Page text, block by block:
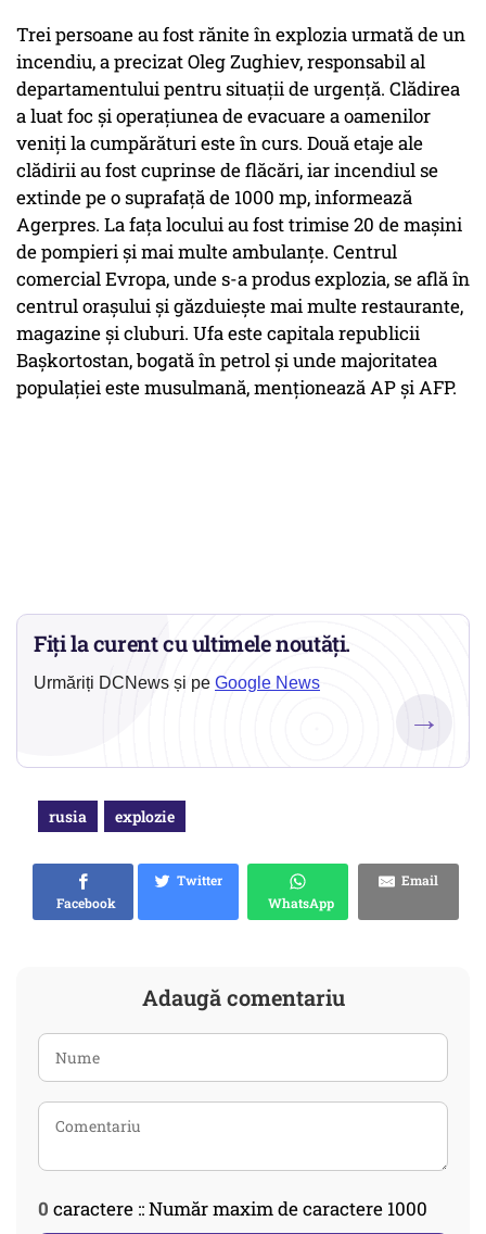
Trei persoane au fost rănite în explozia urmată de un
incendiu, a precizat Oleg Zughiev, responsabil al
departamentului pentru situaţii de urgenţă. Clădirea
a luat foc şi operaţiunea de evacuare a oamenilor
veniţi la cumpărături este în curs. Două etaje ale
clădirii au fost cuprinse de flăcări, iar incendiul se
extinde pe o suprafaţă de 1000 mp, informează
Agerpres. La faţa locului au fost trimise 20 de maşini
de pompieri şi mai multe ambulanţe. Centrul
comercial Evropa, unde s-a produs explozia, se află în
centrul oraşului şi găzduieşte mai multe restaurante,
magazine şi cluburi. Ufa este capitala republicii
Başkortostan, bogată în petrol şi unde majoritatea
populaţiei este musulmană, menţionează AP şi AFP.
Fiți la curent cu ultimele noutăți.
Urmăriți DCNews și pe Google News
→
rusia explozie
Facebook
Twitter
WhatsApp
Email
Adaugă comentariu
0 caractere :: Număr maxim de caractere 1000